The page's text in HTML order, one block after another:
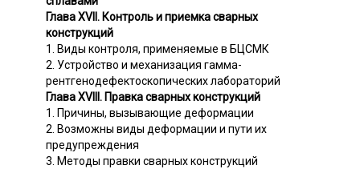
Глава XVII. Контроль и приемка сварных
конструкций
1. Виды контроля, применяемые в БЦСМК
2. Устройство и механизация гамма-
рентгенодефектоскопических лабораторий
Глава XVIII. Правка сварных конструкций
1. Причины, вызывающие деформации
2. Возможны виды деформации и пути их
предупреждения
3. Методы правки сварных конструкций